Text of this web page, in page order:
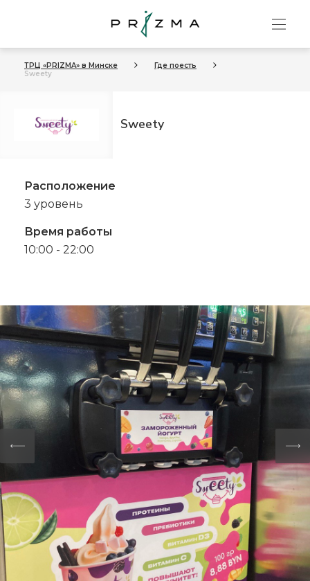
ТРЦ «PRIZMA» в Минске
Где поесть
Sweety
Sweety
Расположение
3 уровень
Время работы
10:00 - 22:00